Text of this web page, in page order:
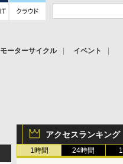
モーターサイクル
イベント
アクセスランキング
1時間 24時間